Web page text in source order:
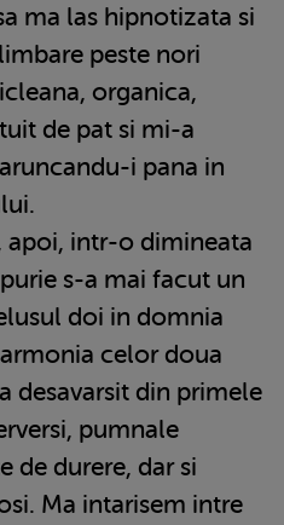
ma las hipnotizata si
peste nori
organica,
de pat si mi-a
i pana in
apoi, intr-o dimineata
s-a mai facut un
doi in domnia
celor doua
desavarsit din primele
pumnale
de durere, dar si
Ma intarisem intre